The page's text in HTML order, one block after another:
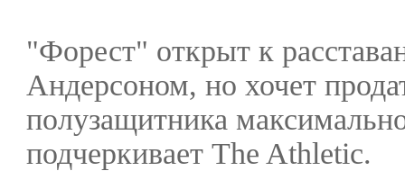
"Форест" открыт к
Андерсоном, но хочет
полузащитника
подчеркивает The Athletic.